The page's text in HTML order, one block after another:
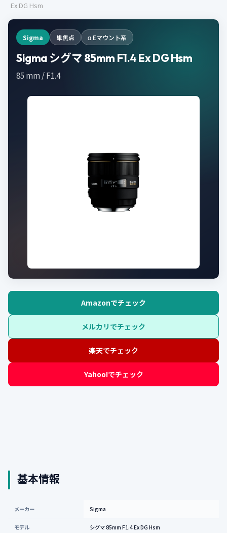
Ex DG Hsm
Sigma 単焦点 α Eマウント系
Sigma シグマ 85mm F1.4 Ex DG Hsm
85 mm / F1.4
Amazonでチェック
メルカリでチェック
楽天でチェック
Yahoo!でチェック
基本情報
メーカー Sigma
モデル シグマ 85mm F1.4 Ex DG Hsm